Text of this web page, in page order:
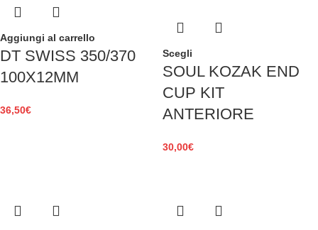
Aggiungi al carrello
DT SWISS 350/370
100X12MM
36,50€
Scegli
SOUL KOZAK END
CUP KIT
ANTERIORE
30,00€